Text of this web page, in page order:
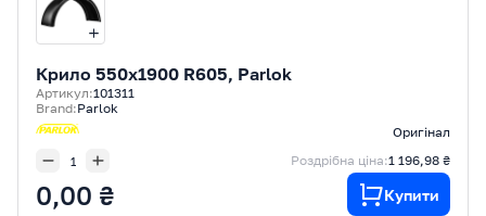
Крилo 550x1900 R605, Parlok
Артикул:101311
Brand:Parlok
Оригінал
Роздрібна ціна:1 196,98 ₴
0,00 ₴ Купити